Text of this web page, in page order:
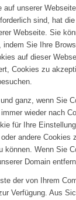
auf unserer
sind, hat
Webseite. Sie
indem Sie Ihre
auf dieser
Cookies zu
ganz, wenn Sie
wieder nach
für Ihre
andere Cookies
können. Wenn Sie
Domain
der von Ihrem
Verfügung. Aus